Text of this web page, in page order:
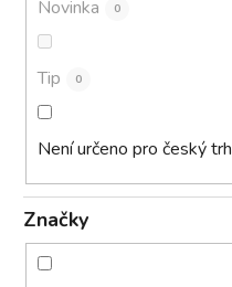
Novinka 0
Tip 0
Není určeno pro český trh
Značky